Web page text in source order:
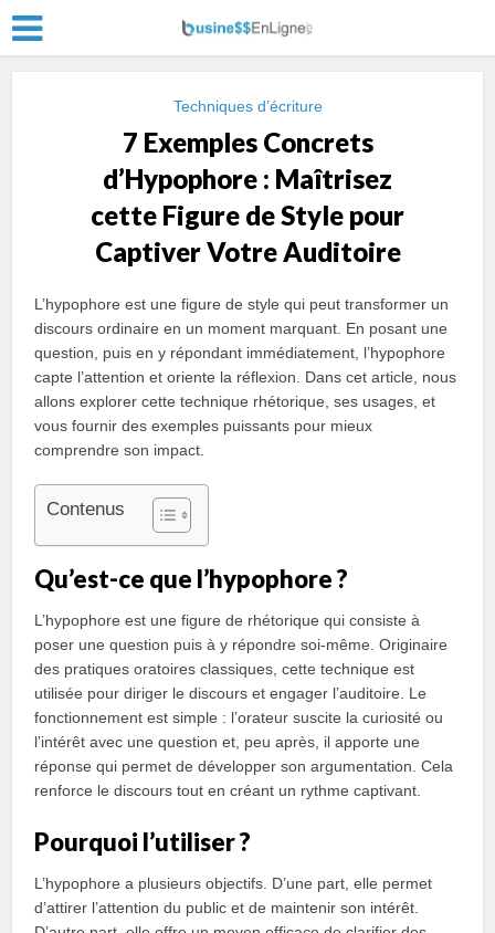
Techniques d’écriture
7 Exemples Concrets
d’Hypophore : Maîtrisez
cette Figure de Style pour
Captiver Votre Auditoire
L’hypophore est une figure de style qui peut transformer un
discours ordinaire en un moment marquant. En posant une
question, puis en y répondant immédiatement, l’hypophore
capte l’attention et oriente la réflexion. Dans cet article, nous
allons explorer cette technique rhétorique, ses usages, et
vous fournir des exemples puissants pour mieux
comprendre son impact.
Contenus
Qu’est-ce que l’hypophore ?
L’hypophore est une figure de rhétorique qui consiste à
poser une question puis à y répondre soi-même. Originaire
des pratiques oratoires classiques, cette technique est
utilisée pour diriger le discours et engager l’auditoire. Le
fonctionnement est simple : l’orateur suscite la curiosité ou
l’intérêt avec une question et, peu après, il apporte une
réponse qui permet de développer son argumentation. Cela
renforce le discours tout en créant un rythme captivant.
Pourquoi l’utiliser ?
L’hypophore a plusieurs objectifs. D’une part, elle permet
d’attirer l’attention du public et de maintenir son intérêt.